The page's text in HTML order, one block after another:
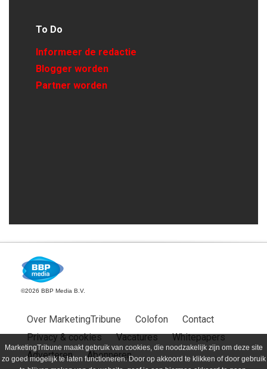
MarketingTribune maakt gebruik van cookies, die noodzakelijk zijn om deze site
zo goed mogelijk te laten functioneren. Door op akkoord te klikken of door gebruik
To Do
Informeer de redactie
Blogger worden
Partner worden
©2026 BBP Media B.V.
Over MarketingTribune Colofon
Contact
Privacy & cookies
Vacatures
Whitepapers
Adverteren
Abonneren